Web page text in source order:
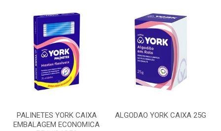
PALINETES YORK CAIXA
EMBALAGEM ECONOMICA
ALGODAO YORK CAIXA 25G